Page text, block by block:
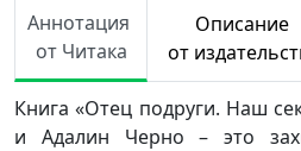
Аннотация
от Читака
Описание
от
Книга «Отец подруги. Наш
и Адалин Черно – это